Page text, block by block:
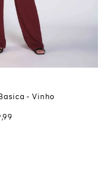
G
À SACOLA
- Vinho
,99